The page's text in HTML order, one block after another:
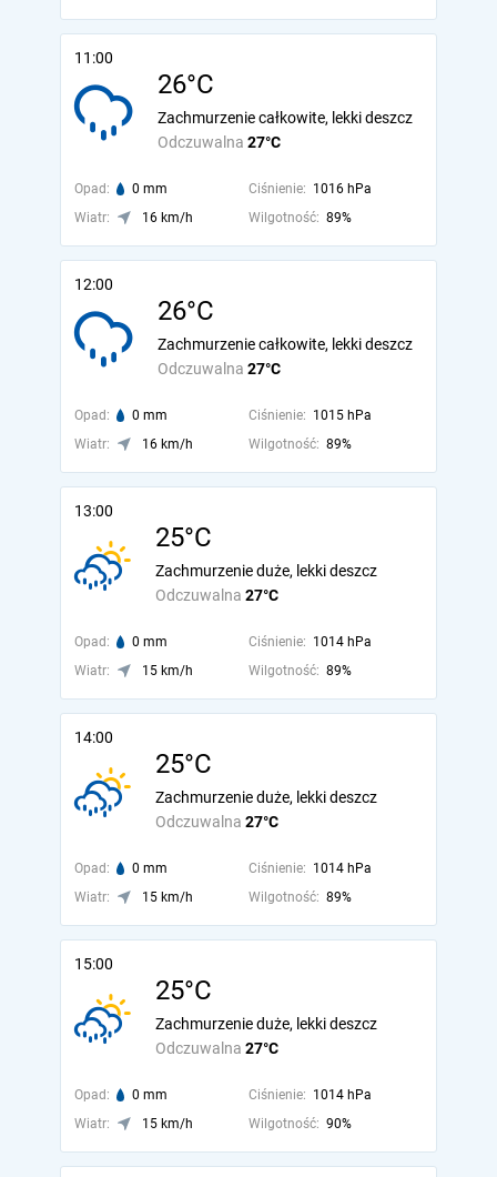
11:00
26°C
Odczuwalna 27°C
Zachmurzenie całkowite, lekki deszcz
Opad: 0 mm Ciśnienie: 1016 hPa
Wiatr:
16 km/h Wilgotność: 89%
12:00
26°C
Odczuwalna 27°C
Zachmurzenie całkowite, lekki deszcz
Opad: 0 mm Ciśnienie: 1015 hPa
Wiatr:
16 km/h Wilgotność: 89%
13:00
25°C
Odczuwalna 27°C
Zachmurzenie duże, lekki deszcz
Opad: 0 mm Ciśnienie: 1014 hPa
Wiatr:
15 km/h Wilgotność: 89%
14:00
25°C
Odczuwalna 27°C
Zachmurzenie duże, lekki deszcz
Opad: 0 mm Ciśnienie: 1014 hPa
Wiatr:
15 km/h Wilgotność: 89%
15:00
25°C
Odczuwalna 27°C
Zachmurzenie duże, lekki deszcz
Opad: 0 mm Ciśnienie: 1014 hPa
Wiatr:
15 km/h Wilgotność: 90%